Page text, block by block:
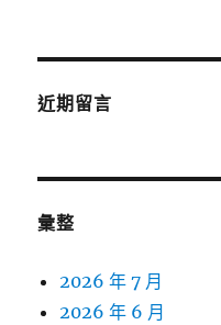
近期留言
彙整
2026 年 7 月
2026 年 6 月